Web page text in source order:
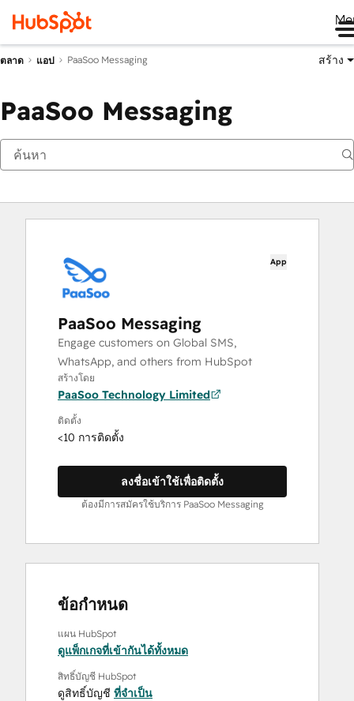
ตลาด แอป PaaSoo Messaging สร้าง
PaaSoo Messaging
App
PaaSoo Messaging
Engage customers on Global SMS,
WhatsApp, and others from HubSpot
สร้างโดย
PaaSoo Technology Limited
ติดตั้ง
<10 การติดตั้ง
ลงชื่อเข้าใช้เพื่อติดตั้ง
ต้องมีการสมัครใช้บริการ PaaSoo Messaging
ข้อกำหนด
แผน HubSpot
ดูแพ็กเกจที่เข้ากันได้ทั้งหมด
สิทธิ์บัญชี HubSpot
ดูสิทธิ์บัญชี ที่จำเป็น